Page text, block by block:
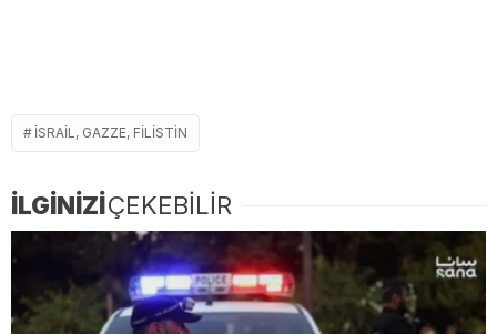
İSRAIL, GAZZE, FILISTIN
İLGİNİZİÇEKEBİLİR